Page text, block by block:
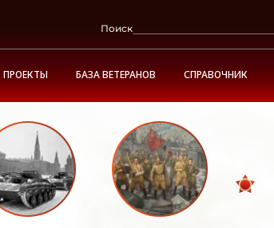
Поиск
ПРОЕКТЫ БАЗА ВЕТЕРАНОВ СПРАВОЧНИК